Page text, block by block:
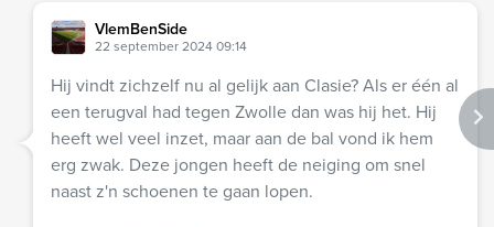
VlemBenSide
22 september 2024 09:14
Hij vindt zichzelf nu al gelijk aan Clasie? Als er één al
een terugval had tegen Zwolle dan was hij het. Hij
heeft wel veel inzet, maar aan de bal vond ik hem
erg zwak. Deze jongen heeft de neiging om snel
naast z'n schoenen te gaan lopen.